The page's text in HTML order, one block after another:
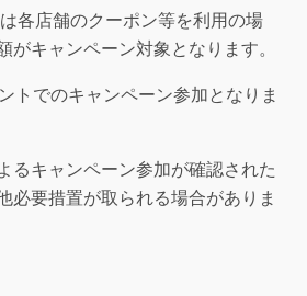
各店舗のクーポン等を利用の場
がキャンペーン対象となります。
トでのキャンペーン参加となりま
るキャンペーン参加が確認された
必要措置が取られる場合がありま